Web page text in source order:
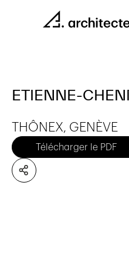
ETIENNE-
THÔNEX, GENÈVE
Télécharger le PDF